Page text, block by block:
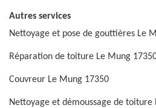
Autres services
Nettoyage et pose de gouttières Le
Réparation de toiture Le Mung
Couvreur Le Mung 17350
Nettoyage et démoussage de toiture